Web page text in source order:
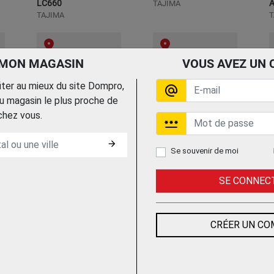
LC660
TAJIMA
Trouvez le chez votre
adhérent
TAJIMA
Trouvez le chez votre
adhérent
CUTTER UNIVERSEL
18MM AVEC BARRE
STABILISATRICE
CUTIX
KNIPEX
MAGASIN VOUS AVEZ UN
au mieux du site Dompro,
magasin le plus proche de
vous.
arrow_forward
alternate_email
password
Se souvenir de moi
SE
CRÉER UN